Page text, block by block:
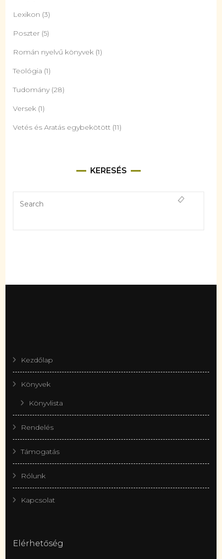
Lexikon (3)
Poszter (5)
Román nyelvű könyvek (1)
Teológia (1)
Tudomány (28)
Versek (1)
Vetés és Aratás egybekötött (11)
KERESÉS
Kezdőlap
Könyvek
Könyvlista
Rendelés
Támogatás
Rólunk
Kapcsolat
Elérhetőség